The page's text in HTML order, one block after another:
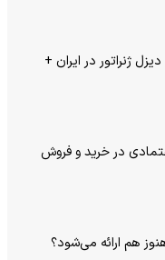
ژنراتور در ایران +
در خرید و فروش
هم ارائه می‌شود؟